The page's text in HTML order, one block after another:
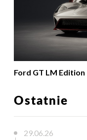
Ford GT LM Edition
Ostatnie
29.06.26